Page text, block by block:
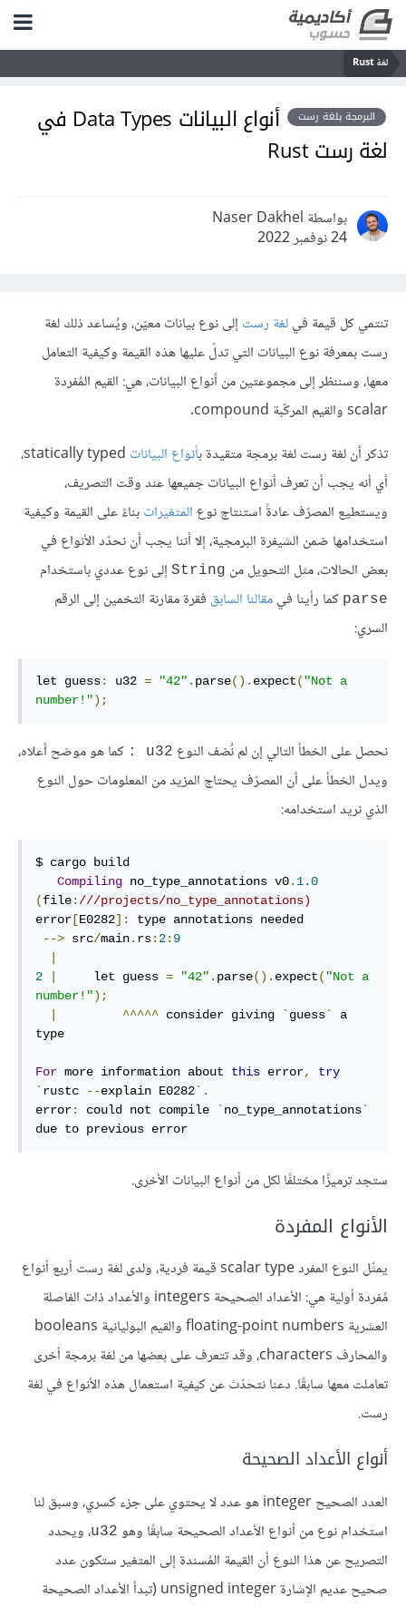
لغة Rust
البرمجة بلغة رست
أنواع البيانات Data Types في
لغة رست Rust
بواسطة Naser Dakhel
24 نوفمبر 2022
تنتمي كل قيمة فيلغة رست إلى نوع بيانات معيّن، ويُساعد ذلك لغة
رست بمعرفة نوع البيانات التي تدلّ عليها هذه القيمة وكيفية التعامل
معها، وسننظر إلى مجموعتين من أنواع البيانات، هي: القيم المُفردة
scalar والقيم المركّبة compound.
تذكر أن لغة رست لغة برمجة متقيدة بأنواع البيانات
statically typed،
أي أنه يجب أن تعرف أنواع البيانات جميعها عند وقت التصريف،
ويستطيع المصرّف عادةً استنتاج نوع المتغيراتبناءً على القيمة وكيفية
استخدامها ضمن الشيفرة البرمجية، إلا أننا يجب أن نحدّد الأنواع في
بعض الحالات، مثل التحويل من String إلى نوع عددي باستخدام
parse كما رأينا فيمقالنا السابق فقرة مقارنة التخمين إلى الرقم
السري:
let guess: u32 = "42" . parse(). expect( "Not a
number!");
نحصل على الخطأ التالي إن لم نُضف النوع u32 :
كما هو موضح أعلاه،
ويدل الخطأ على أن المصرّف يحتاج المزيد من المعلومات حول النوع
الذي نريد استخدامه:
$ cargo build
Compiling no_type_annotations v0. 1.0
(file: ///projects/no_type_annotations)
error [E0282]:
type annotations needed
--> src/main. rs: 2: 9
2
     let guess
= "42" . parse(). expect( "Not a
number!");
^^^^^ consider giving `guess`
a
type
For more information about this error,
try
`rustc --explain E0282`.
error: could not compile `no_type_annotations`
due to previous error
ستجد ترميزًا مختلفًا لكل من أنواع البيانات الأخرى.
الأنواع المفردة
يمثّل النوع المفرد scalar type قيمة فردية، ولدى لغة رست أربع أنواع
مُفردة أولية هي: الأعداد الصحيحة integers والأعداد ذات الفاصلة
العشرية floating-point numbers والقيم البوليانية booleans
والمحارف characters، وقد تتعرف على بعضها من لغة برمجة أخرى
تعاملت معها سابقًا. دعنا نتحدّث عن كيفية استعمال هذه الأنواع في لغة
رست.
أنواع الأعداد الصحيحة
العدد الصحيح integer هو عدد لا يحتوي على جزء كسري، وسبق لنا
استخدام نوع من أنواع الأعداد الصحيحة سابقًا وهو u32، ويحدد
التصريح عن هذا النوع أن القيمة المُسندة إلى المتغير ستكون عدد
صحيح عديم الإشارة unsigned integer (تبدأ الأعداد الصحيحة